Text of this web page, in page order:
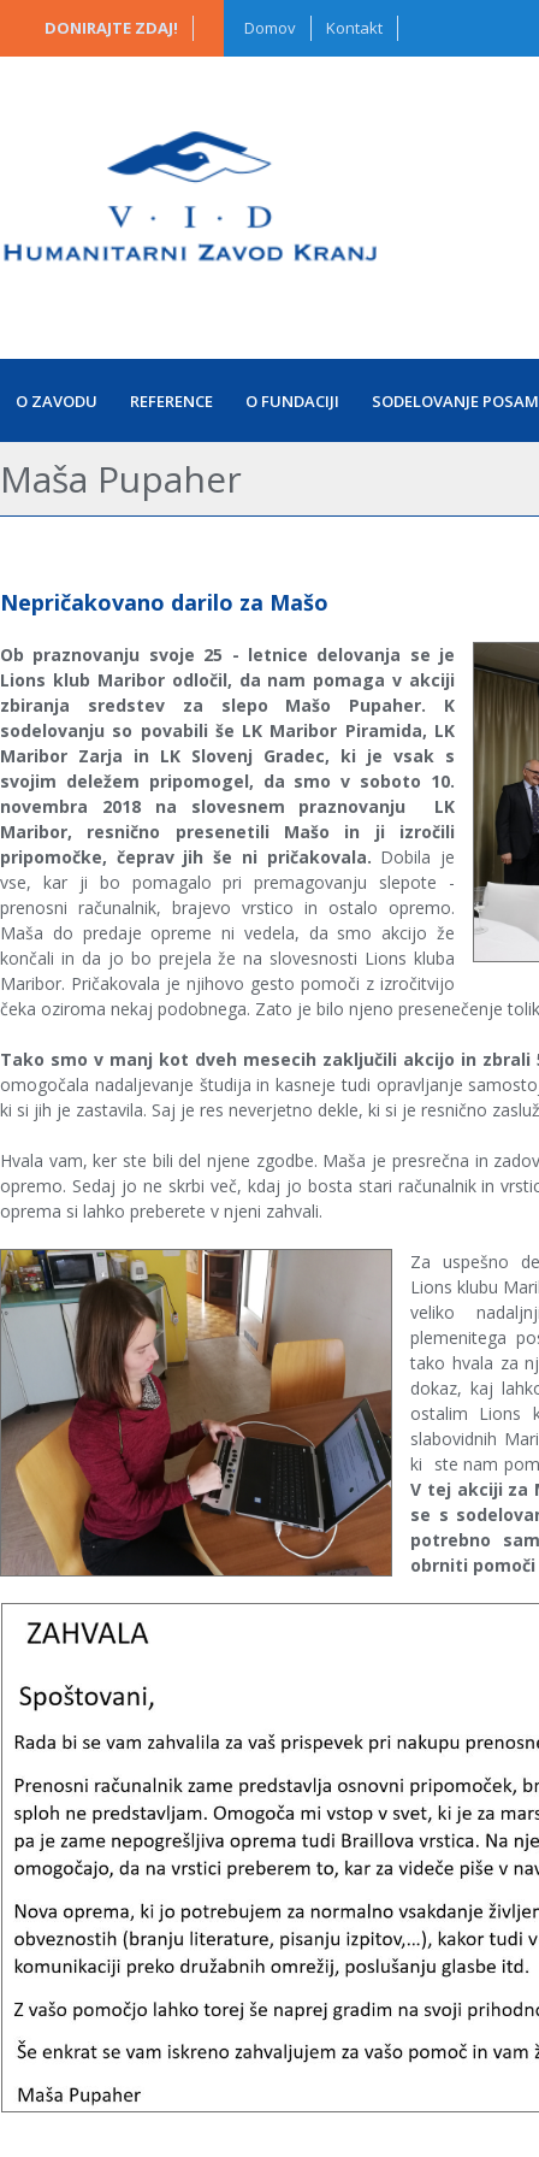
DONIRAJTE ZDAJ! Domov Kontakt
O ZAVODU REFERENCE O FUNDACIJI SODELOVANJE
Maša Pupaher
Nepričakovano darilo za Mašo
Ob praznovanju svoje 25 - letnice delovanja se je
Lions klub Maribor odločil, da nam pomaga v akciji
zbiranja sredstev za slepo Mašo Pupaher. K
sodelovanju so povabili še LK Maribor Piramida, LK
Maribor Zarja in LK Slovenj Gradec, ki je vsak s
svojim deležem pripomogel, da smo v soboto 10.
novembra 2018 na slovesnem praznovanju LK
Maribor, resnično presenetili Mašo in ji izročili
pripomočke, čeprav jih še ni pričakovala. Dobila je
vse, kar ji bo pomagalo pri premagovanju slepote -
prenosni računalnik, brajevo vrstico in ostalo opremo.
Maša do predaje opreme ni vedela, da smo akcijo že
končali in da jo bo prejela že na slovesnosti Lions kluba
Maribor. Pričakovala je njihovo gesto pomoči z izročitvijo
čeka oziroma nekaj podobnega. Zato je bilo njeno presenečenje
Tako smo v manj kot dveh mesecih zaključili akcijo in zbrali
omogočala nadaljevanje študija in kasneje tudi opravljanje
ki si jih je zastavila. Saj je res neverjetno dekle, ki si je resnično
Hvala vam, ker ste bili del njene zgodbe. Maša je presrečna in
opremo. Sedaj jo ne skrbi več, kdaj jo bosta stari računalnik in
oprema si lahko preberete v njeni zahvali.
Za uspešno
Lions klubu
veliko
plemenitega
tako hvala za
dokaz, kaj
ostalim Lions
slabovidnih
ki ste nam
V tej akciji za
se s
potrebno
obrniti